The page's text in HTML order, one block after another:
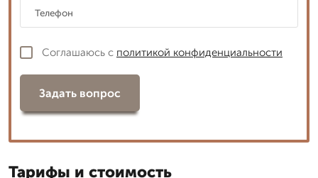
Соглашаюсь с политикой конфиденциальности
Задать вопрос
Тарифы и стоимость